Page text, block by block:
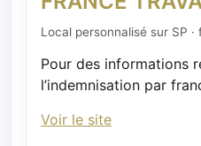
Local personnalisé sur SP
Pour des informations
l’indemnisation par
Voir le site